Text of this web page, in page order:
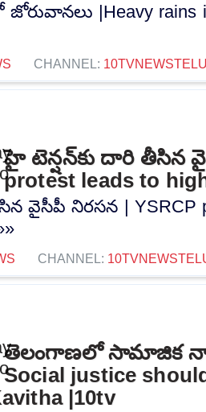
|Heavy rains
CHANNEL:
హై టెన్షన్‌కు దారి తీసిన
protest leads to
వైసీపీ నిరసన | YSRCP
CHANNEL:
తెలంగాణలో సామాజిక
Social justice
|10tv